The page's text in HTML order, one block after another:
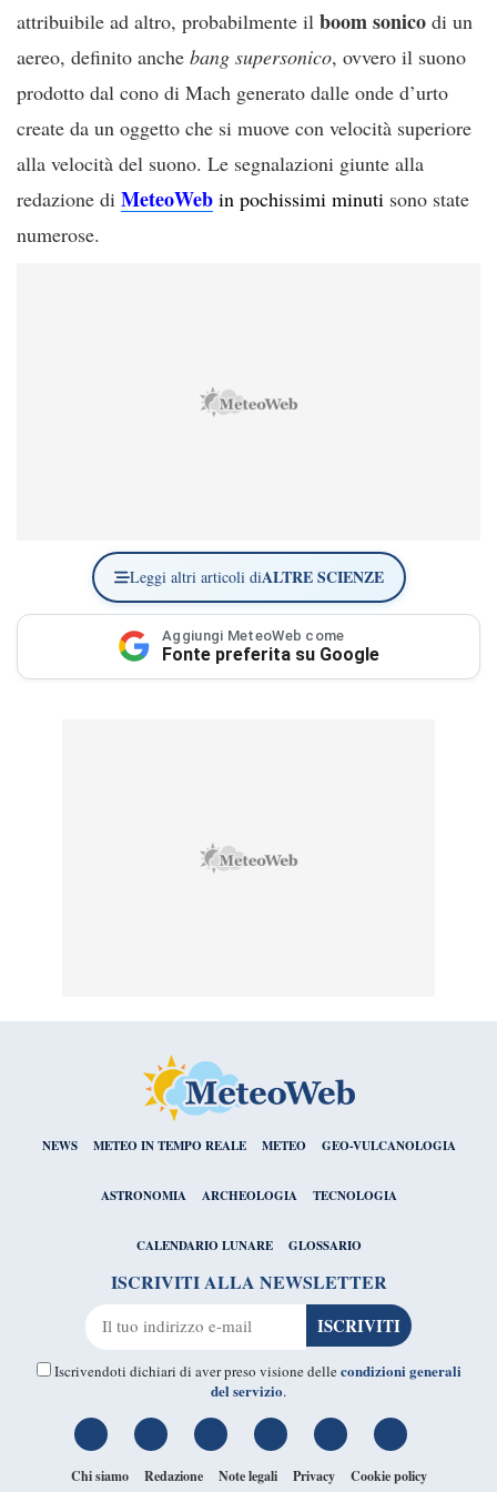
attribuibile ad altro, probabilmente il boom sonico di un
aereo, definito anche bang supersonico, ovvero il suono
prodotto dal cono di Mach generato dalle onde d’urto
create da un oggetto che si muove con velocità superiore
alla velocità del suono. Le segnalazioni giunte alla
redazione di MeteoWeb in pochissimi minuti sono state
numerose.
Leggi altri articoli diALTRE SCIENZE
Aggiungi MeteoWeb come
Fonte preferita su Google
NEWS METEO IN TEMPO REALE METEO GEO-VULCANOLOGIA
ASTRONOMIA ARCHEOLOGIA TECNOLOGIA
CALENDARIO LUNARE GLOSSARIO
ISCRIVITI ALLA NEWSLETTER
Iscrivendoti dichiari di aver preso visione dellecondizioni generali
del servizio.
Chi siamo Redazione Note legali Privacy Cookie policy